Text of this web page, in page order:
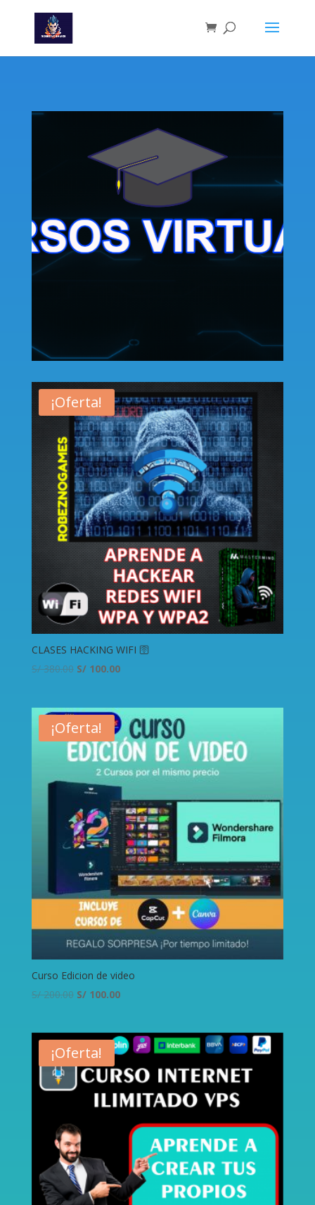
¡Oferta!
CLASES HACKING WIFI 🛜
S/380.00 S/100.00
¡Oferta!
Curso Edicion de video
S/200.00 S/100.00
¡Oferta!